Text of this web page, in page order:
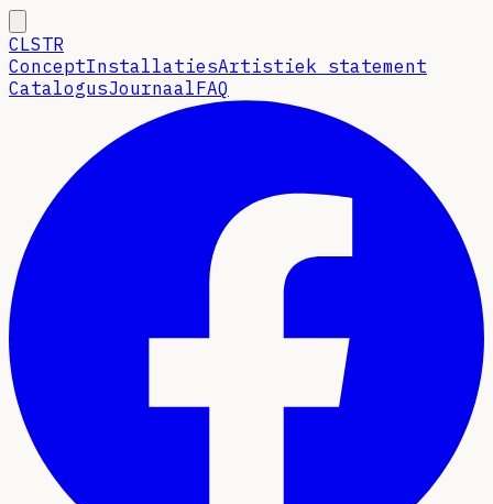
CLSTR
ConceptInstallatiesArtistiek statement
CatalogusJournaalFAQ